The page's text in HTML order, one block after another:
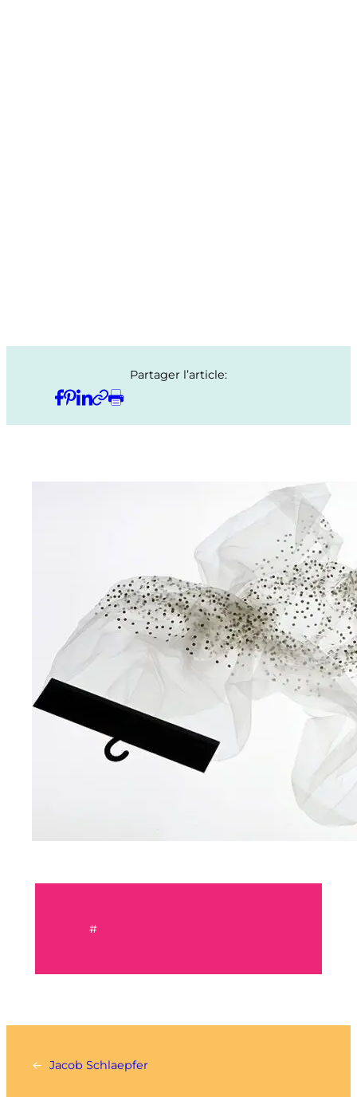
Partager l’article:
#
← Jacob Schlaepfer